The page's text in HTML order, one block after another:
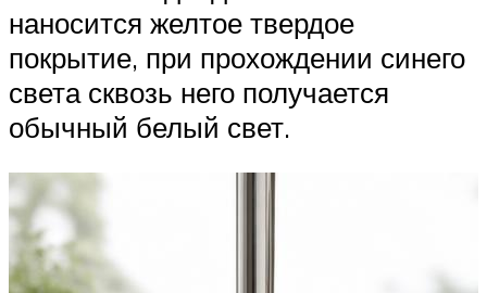
наносится желтое твердое
покрытие, при прохождении синего
света сквозь него получается
обычный белый свет.